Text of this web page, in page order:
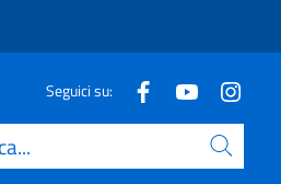
Seguici su: